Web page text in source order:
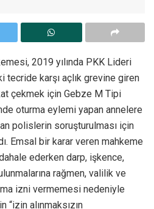
2019 yılında PKK Lideri
tecride karşı açlık grevine giren
çekmek için Gebze M Tipi
oturma eylemi yapan annelere
polislerin soruşturulması için
Emsal bir karar veren mahkeme
ederken darp, işkence,
rağmen, valilik ve
izni vermemesi nedeniyle
alınmaksızın